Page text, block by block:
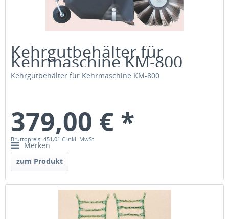
Kehrgutbehälter für
Kehrmaschine KM-800
Kehrgutbehälter für Kehrmaschine KM-800
379,00 € *
Bruttopreis: 451,01 € inkl. MwSt
Merken
zum Produkt